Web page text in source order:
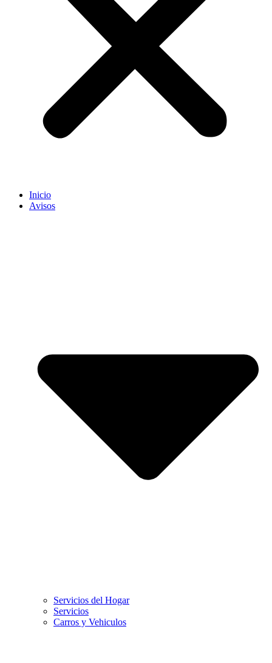
Inicio
Avisos
Servicios del Hogar
Servicios
Carros y Vehiculos